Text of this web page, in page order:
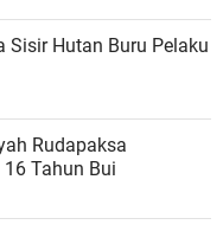
Sisir Hutan Buru Pelaku
Rudapaksa
Tahun Bui